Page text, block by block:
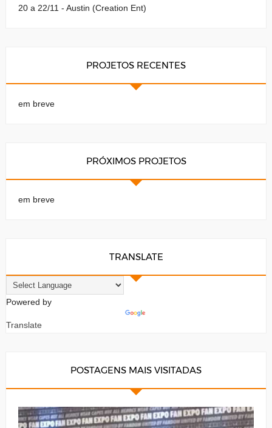
20 a 22/11 - Austin (Creation Ent)
PROJETOS RECENTES
em breve
PRÓXIMOS PROJETOS
em breve
TRANSLATE
Powered by
Translate
POSTAGENS MAIS VISITADAS